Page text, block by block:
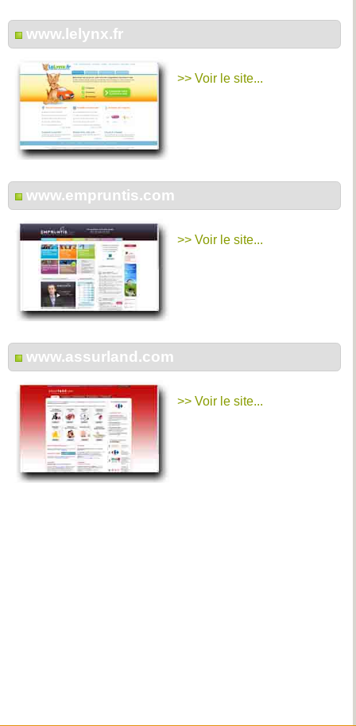
www.lelynx.fr
>> Voir le site...
www.empruntis.com
>> Voir le site...
www.assurland.com
>> Voir le site...